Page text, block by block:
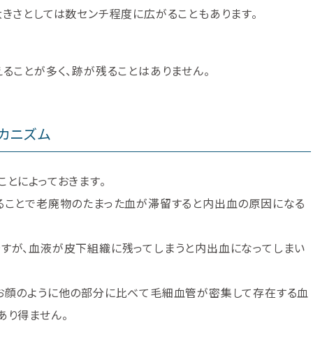
さとしては数センチ程度に広がることもあります。
ことが多く、跡が残ることはありません。
ニズム
によっておきます。
とで老廃物のたまった血が滞留すると内出血の原因になる
、血液が皮下組織に残ってしまうと内出血になってしまい
顔のように他の部分に比べて毛細血管が密集して存在する血
得ません。